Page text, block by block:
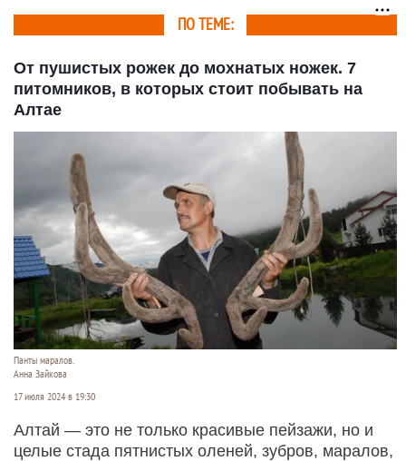
промышленностью
ПО ТЕМЕ:
От пушистых рожек до мохнатых ножек. 7
питомников, в которых стоит побывать на
Алтае
Панты маралов.
Анна Зайкова
17 июля 2024 в 19:30
Алтай — это не только красивые пейзажи, но и
целые стада пятнистых оленей, зубров, маралов,